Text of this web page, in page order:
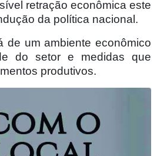
retração econômica este
da política nacional.
de um ambiente econômico
do setor e medidas que
produtivos.